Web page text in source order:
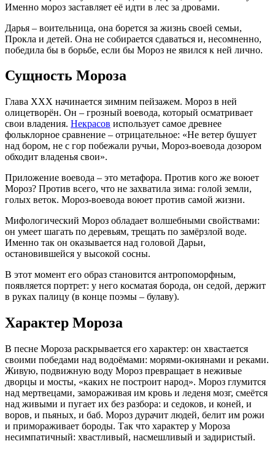
Именно мороз заставляет её идти в лес за дровами.
Дарья – воительница, она борется за жизнь своей семьи,
Прокла и детей. Она не собирается сдаваться и, несомненно,
победила бы в борьбе, если бы Мороз не явился к ней лично.
Сущность Мороза
Глава ХХХ начинается зимним пейзажем. Мороз в ней
олицетворён. Он – грозный воевода, который осматривает
свои владения. Некрасов использует самое древнее
фольклорное сравнение – отрицательное: «Не ветер бушует
над бором, не с гор побежали ручьи, Мороз-воевода дозором
обходит владенья свои».
Приложение воевода – это метафора. Против кого же воюет
Мороз? Против всего, что не захватила зима: голой земли,
голых веток. Мороз-воевода воюет против самой жизни.
Мифологический Мороз обладает волшебными свойствами:
он умеет шагать по деревьям, трещать по замёрзлой воде.
Именно так он оказывается над головой Дарьи,
остановившейся у высокой сосны.
В этот момент его образ становится антропоморфным,
появляется портрет: у него косматая борода, он седой, держит
в руках палицу (в конце поэмы – булаву).
Характер Мороза
В песне Мороза раскрывается его характер: он хвастается
своими победами над водоёмами: морями-окиянами и реками.
Живую, подвижную воду Мороз превращает в неживые
дворцы и мосты, «каких не построит народ». Мороз глумится
над мертвецами, замораживая им кровь и леденя мозг, смеётся
над живыми и пугает их без разбора: и седоков, и коней, и
воров, и пьяных, и баб. Мороз дурачит людей, белит им рожи
и примораживает бороды. Так что характер у Мороза
несимпатичный: хвастливый, насмешливый и задиристый.